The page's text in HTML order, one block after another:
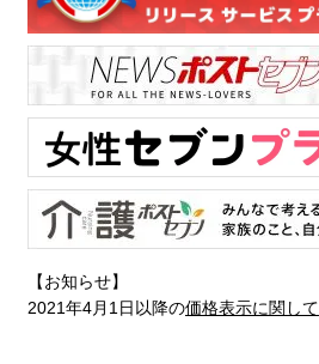
【お知らせ】
2021年4月1日以降の価格表示に関して